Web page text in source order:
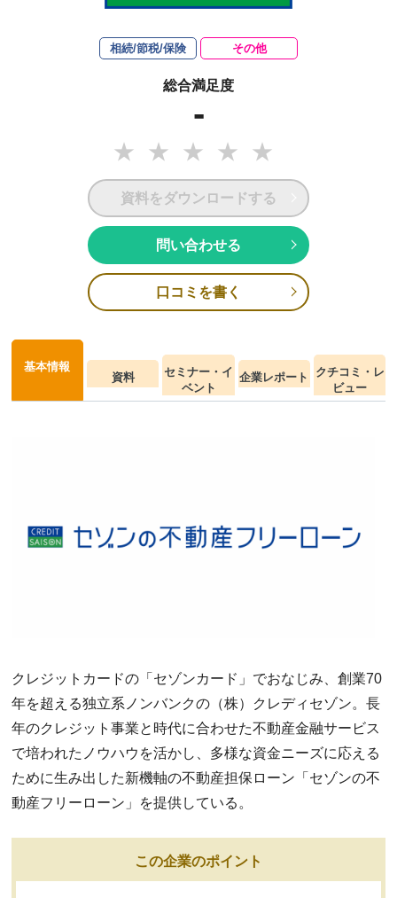
相続/節税/保険 その他
総合満足度
-
資料をダウンロードする
問い合わせる
口コミを書く
基本情報
資料
セミナー・イ
ベント
企業レポート
クチコミ・レ
ビュー
クレジットカードの「セゾンカード」でおなじみ、創業70
年を超える独立系ノンバンクの（株）クレディセゾン。長
年のクレジット事業と時代に合わせた不動産金融サービス
で培われたノウハウを活かし、多様な資金ニーズに応える
ために生み出した新機軸の不動産担保ローン「セゾンの不
動産フリーローン」を提供している。
この企業のポイント